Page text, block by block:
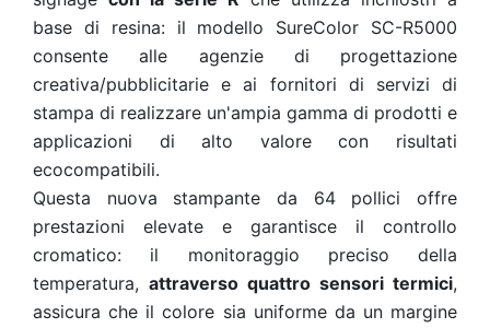
base di resina: il modello SureColor SC-R5000
consente alle agenzie di progettazione
creativa/pubblicitarie e ai fornitori di servizi di
stampa di realizzare un'ampia gamma di prodotti e
applicazioni di alto valore con risultati
ecocompatibili.
Questa nuova stampante da 64 pollici offre
prestazioni elevate e garantisce il controllo
cromatico: il monitoraggio preciso della
temperatura, attraverso quattro sensori termici,
assicura che il colore sia uniforme da un margine